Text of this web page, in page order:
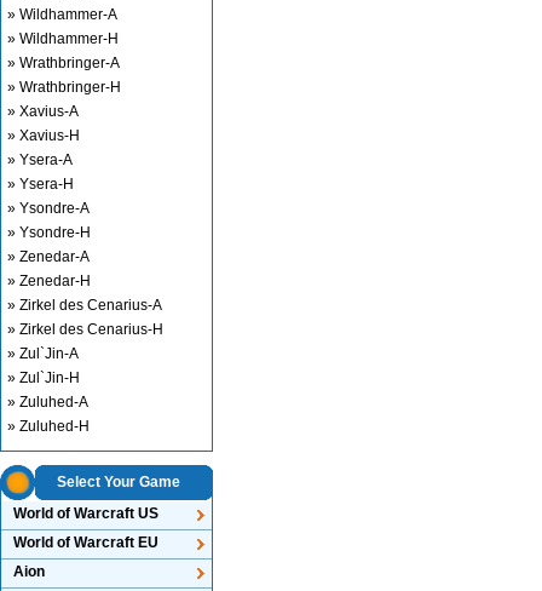
» Wildhammer-A
» Wildhammer-H
» Wrathbringer-A
» Wrathbringer-H
» Xavius-A
» Xavius-H
» Ysera-A
» Ysera-H
» Ysondre-A
» Ysondre-H
» Zenedar-A
» Zenedar-H
» Zirkel des Cenarius-A
» Zirkel des Cenarius-H
» Zul`Jin-A
» Zul`Jin-H
» Zuluhed-A
» Zuluhed-H
Select Your Game
World of Warcraft US
World of Warcraft EU
Aion